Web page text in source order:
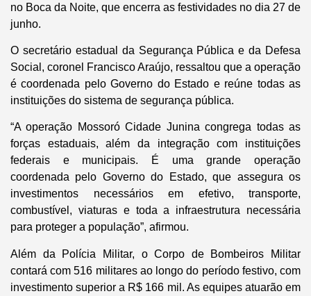
no Boca da Noite, que encerra as festividades no dia 27 de
junho.
O secretário estadual da Segurança Pública e da Defesa
Social, coronel Francisco Araújo, ressaltou que a operação
é coordenada pelo Governo do Estado e reúne todas as
instituições do sistema de segurança pública.
“A operação Mossoró Cidade Junina congrega todas as
forças estaduais, além da integração com instituições
federais e municipais. É uma grande operação
coordenada pelo Governo do Estado, que assegura os
investimentos necessários em efetivo, transporte,
combustível, viaturas e toda a infraestrutura necessária
para proteger a população”, afirmou.
Além da Polícia Militar, o Corpo de Bombeiros Militar
contará com 516 militares ao longo do período festivo, com
investimento superior a R$ 166 mil. As equipes atuarão em